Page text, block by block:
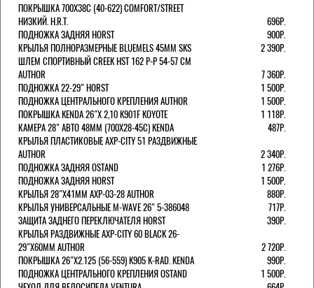
ПОКРЫШКА 700X38С (40-622) COMFORT/STREET
НИЗКИЙ. H.R.T.
696Р.
ПОДНОЖКА ЗАДНЯЯ HORST
900Р.
КРЫЛЬЯ ПОЛНОРАЗМЕРНЫЕ BLUEMELS 45MM SKS
2 390Р.
ШЛЕМ СПОРТИВНЫЙ CREEK HST 162 Р-Р 54-57 СМ
AUTHOR
7 360Р.
ПОДНОЖКА 22-29" HORST
1 500Р.
ПОДНОЖКА ЦЕНТРАЛЬНОГО КРЕПЛЕНИЯ AUTHOR
1 500Р.
ПОКРЫШКА KENDA 26"Х 2,10 K901F KOYOTE
1 118Р.
КАМЕРА 28" АВТО 48ММ (700Х28-45С) KENDA
487Р.
КРЫЛЬЯ ПЛАСТИКОВЫЕ AXP-CITY 51 РАЗДВИЖНЫЕ
AUTHOR
2 340Р.
ПОДНОЖКА ЗАДНЯЯ OSTAND
1 276Р.
ПОДНОЖКА ЗАДНЯЯ HORST
1 500Р.
КРЫЛЬЯ 28"Х41ММ AXP-03-28 AUTHOR
880Р.
КРЫЛЬЯ УНИВЕРСАЛЬНЫЕ M-WAVE 26" 5-386048
717Р.
ЗАЩИТА ЗАДНЕГО ПЕРЕКЛЮЧАТЕЛЯ HORST
390Р.
КРЫЛЬЯ РАЗДВИЖНЫЕ AXP-CITY 60 BLACK 26-
29"Х60ММ AUTHOR
2 720Р.
ПОКРЫШКА 26"Х2.125 (56-559) K905 K-RAD. KENDA
990Р.
ПОДНОЖКА ЦЕНТРАЛЬНОГО КРЕПЛЕНИЯ OSTAND
1 500Р.